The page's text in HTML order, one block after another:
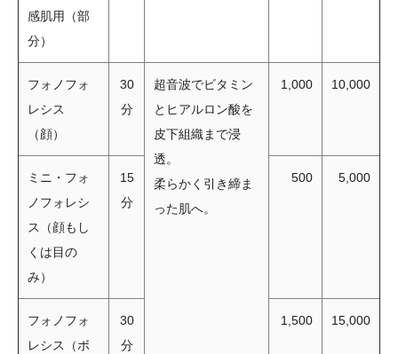
感肌用（部
分）
フォノフォ
レシス
（顔）
30
分
超音波でビタミン
とヒアルロン酸を
皮下組織まで浸
透。
柔らかく引き締ま
った肌へ。
1,000 10,000
ミニ・フォ
ノフォレシ
ス（顔もし
くは目の
み）
15
分
500 5,000
フォノフォ
レシス（ボ
30
分
1,500 15,000